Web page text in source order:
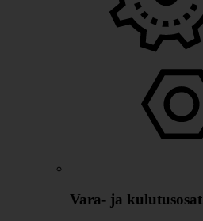
Vara- ja kulutusosat